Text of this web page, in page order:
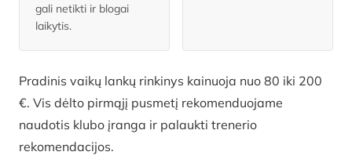
gali netikti ir blogai
laikytis.
Pradinis vaikų lankų rinkinys kainuoja nuo 80 iki 200
€. Vis dėlto pirmąjį pusmetį rekomenduojame
naudotis klubo įranga ir palaukti trenerio
rekomendacijos.